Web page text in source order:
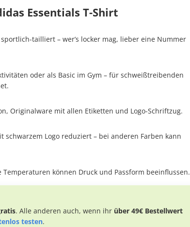
Essentials T-Shirt
tailliert – wer’s locker mag, lieber eine Nummer
oder als Basic im Gym – für schweißtreibenden
Originalware mit allen Etiketten und Logo-Schriftzug.
Logo reduziert – bei anderen Farben kann
Temperaturen können Druck und Passform beeinflussen.
. Alle anderen auch, wenn ihr über 49€ Bestellwert
testen.